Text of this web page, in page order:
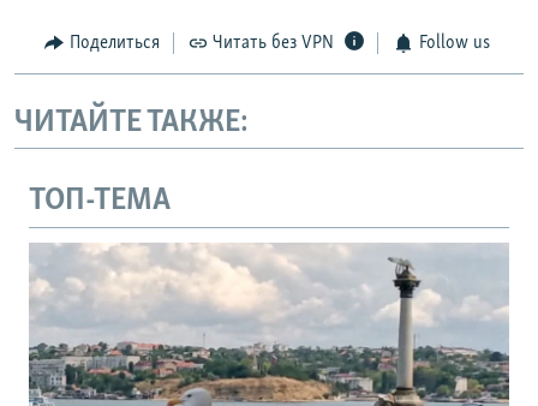
Поделиться Читать без VPN Follow us
ЧИТАЙТЕ ТАКЖЕ:
ТОП-ТЕМА